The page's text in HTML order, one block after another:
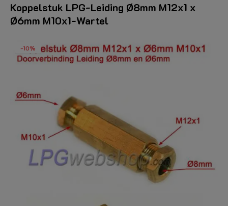
Koppelstuk LPG-Leiding Ø8mm M12x1 x
Ø6mm M10x1-Wartel
-10%